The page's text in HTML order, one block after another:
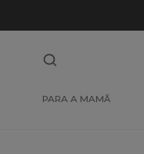
PARA A MAMÃ